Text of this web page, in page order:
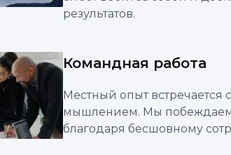
результатов.
Командная работа
Местный опыт встречается
мышлением. Мы побеждаем
благодаря бесшовному